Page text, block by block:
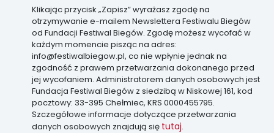
Klikając przycisk „Zapisz” wyrażasz zgodę na
otrzymywanie e-mailem Newslettera Festiwalu Biegów
od Fundacji Festiwal Biegów. Zgodę możesz wycofać w
każdym momencie pisząc na adres:
info@festiwalbiegow.pl, co nie wpłynie jednak na
zgodność z prawem przetwarzania dokonanego przed
jej wycofaniem. Administratorem danych osobowych jest
Fundacja Festiwal Biegów z siedzibą w Niskowej 161, kod
pocztowy: 33-395 Chełmiec, KRS 0000455795.
Szczegółowe informacje dotyczące przetwarzania
danych osobowych znajdują się tutaj.